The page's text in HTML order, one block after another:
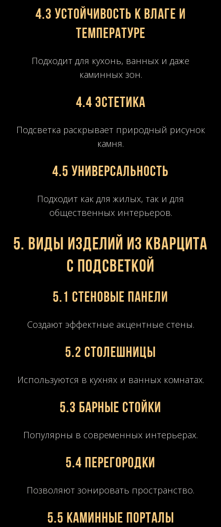
4.3 Устойчивость к влаге и
температуре
Подходит для кухонь, ванных и даже
каминных зон.
4.4 Эстетика
Подсветка раскрывает природный рисунок
камня.
4.5 Универсальность
Подходит как для жилых, так и для
общественных интерьеров.
5. Виды изделий из кварцита
с подсветкой
5.1 Стеновые панели
Создают эффектные акцентные стены.
5.2 Столешницы
Используются в кухнях и ванных комнатах.
5.3 Барные стойки
Популярны в современных интерьерах.
5.4 Перегородки
Позволяют зонировать пространство.
5.5 Каминные порталы